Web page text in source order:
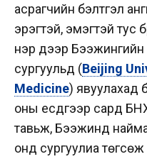
асрагчийн бэлтгэл
эрэгтэй, эмэгтэй тус
нэр дээр
сургуульд (Beijing
Medicine) явуулахад
оны есдүгээр сард
тавьж, Бээжинд
онд сургуулиа төгсөж